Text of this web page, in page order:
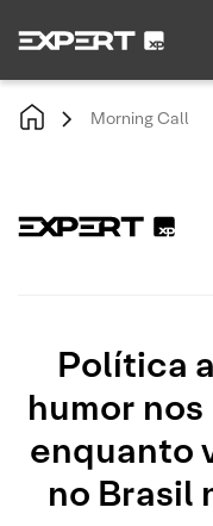
Morning Call
Política
humor
enquanto
no Brasil